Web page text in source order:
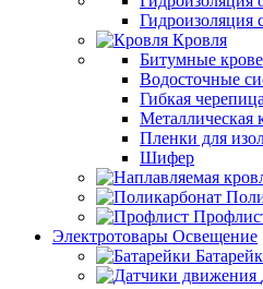
Гидроизоляция
Кровля
Битумные
Водосточные
Гибкая черепица
Металлическая
Пленки для
Шифер
Электротовары Освещение